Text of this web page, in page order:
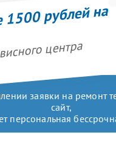
1500 рублей на
центра
заявки на ремонт
сайт,
персональная